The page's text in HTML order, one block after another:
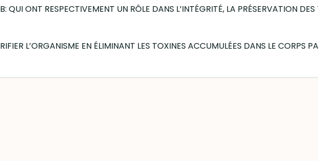
QUI ONT RESPECTIVEMENT UN RÔLE DANS L’INTÉGRITÉ, LA PRÉSERVATION
L’ORGANISME EN ÉLIMINANT LES TOXINES ACCUMULÉES DANS LE CORPS